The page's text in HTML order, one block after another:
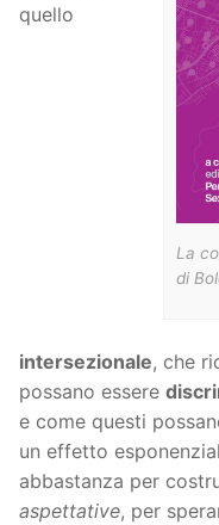
La
di
quello
intersezionale, che
possano essere
e come questi
un effetto
abbastanza per
aspettative, per